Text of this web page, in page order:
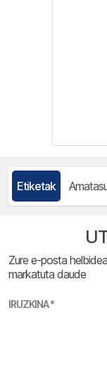
Etiketak
Zure e-posta
markatuta daude
IRUZKINA*